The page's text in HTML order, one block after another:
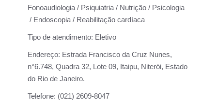
Fonoaudiologia / Psiquiatria / Nutrição / Psicologia
/ Endoscopia / Reabilitação cardíaca
Tipo de atendimento: Eletivo
Endereço: Estrada Francisco da Cruz Nunes,
n°6.748, Quadra 32, Lote 09, Itaipu, Niterói, Estado
do Rio de Janeiro.
Telefone: (021) 2609-8047